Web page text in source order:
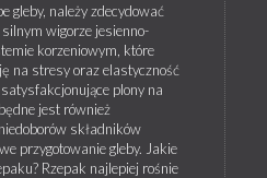
gleby, należy zdecydować
wigorze jesienno-
korzeniowym, które
na stresy oraz elastyczność
plony na
jest również
składników
przygotowanie gleby. Jakie
Rzepak najlepiej rośnie